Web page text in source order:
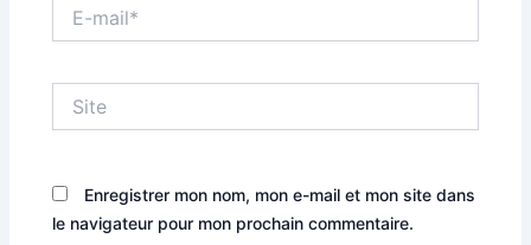
mail*
Enregistrer mon nom, mon e-mail et mon site dans
le navigateur pour mon prochain commentaire.